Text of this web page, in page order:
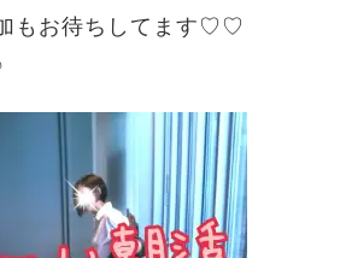
もお待ちしてます♡♡